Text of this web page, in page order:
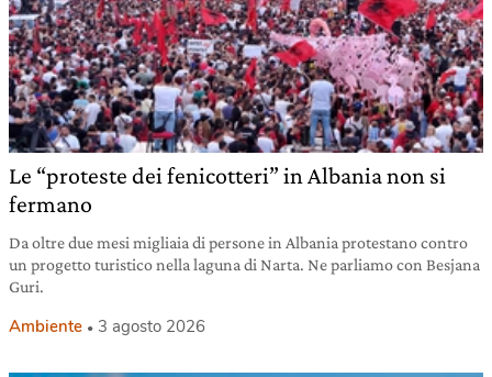
Le “proteste dei fenicotteri” in Albania non si
fermano
Da oltre due mesi migliaia di persone in Albania protestano contro
un progetto turistico nella laguna di Narta. Ne parliamo con Besjana
Guri.
Ambiente 3 agosto 2026